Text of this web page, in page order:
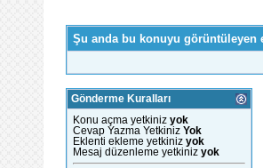
Şu anda bu konuyu görüntüleyen
Gönderme Kuralları
Konu açma yetkiniz yok
Cevap Yazma Yetkiniz Yok
Eklenti ekleme yetkiniz yok
Mesaj düzenleme yetkiniz yok